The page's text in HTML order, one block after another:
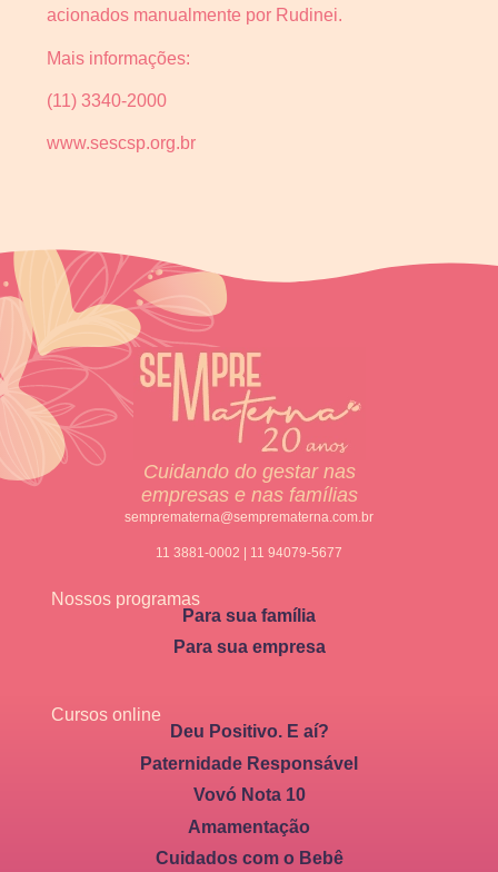
acionados manualmente por Rudinei.
Mais informações:
(11) 3340-2000
www.sescsp.org.br
Cuidando do gestar nas
empresas e nas famílias
semprematerna@semprematerna.com.br
11 3881-0002 | 11 94079-5677
Nossos programas
Para sua família
Para sua empresa
Cursos online
Deu Positivo. E aí?
Paternidade Responsável
Vovó Nota 10
Amamentação
Cuidados com o Bebê